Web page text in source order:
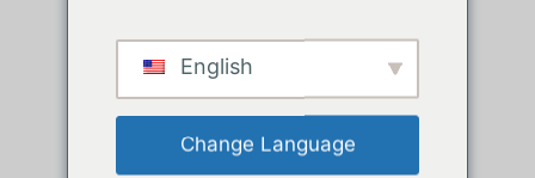
English
Change Language